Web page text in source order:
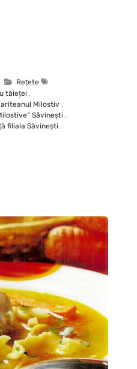
Rețete
tăieţei ,
Milostiv ,
Săvineşti ,
filiala Săvineşti ,